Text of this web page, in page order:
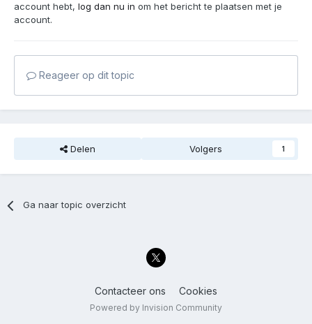
account hebt, log dan nu in om het bericht te plaatsen met je
account.
Reageer op dit topic
Delen Volgers 1
Ga naar topic overzicht
Contacteer ons Cookies
Powered by Invision Community